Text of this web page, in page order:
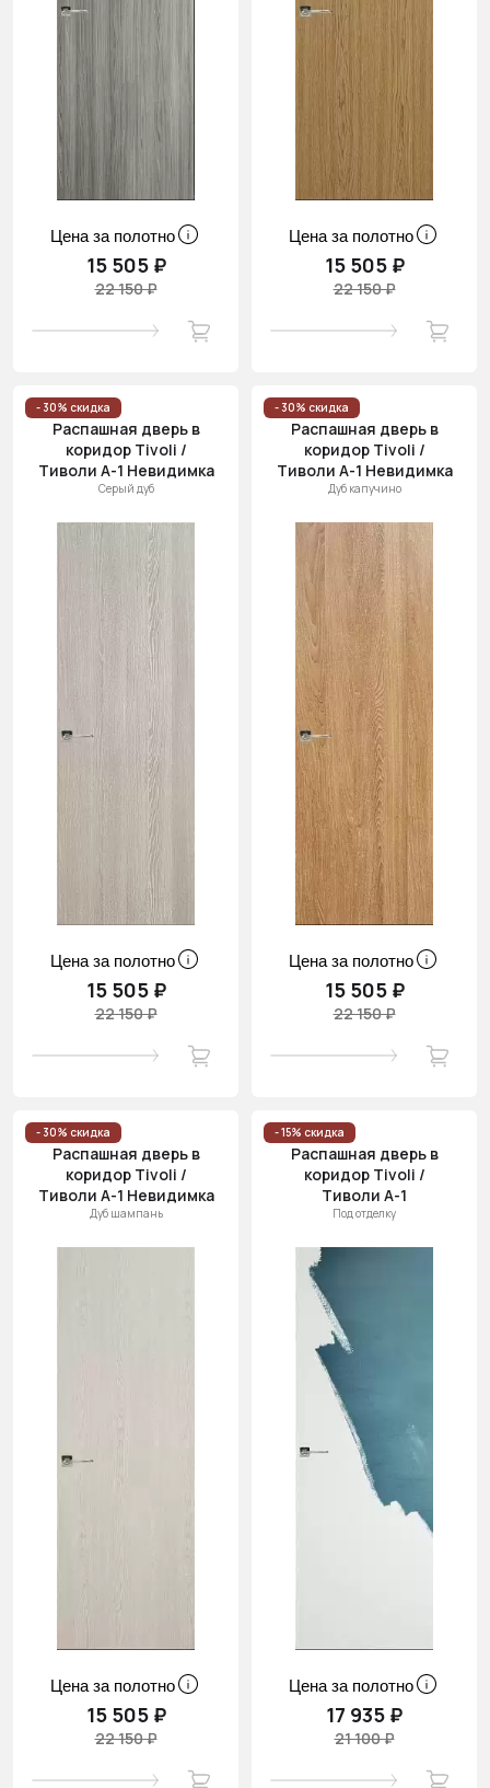
Цена за полотно
15 505 ₽
22 150 ₽
Цена за полотно
15 505 ₽
22 150 ₽
- 30% скидка
Распашная дверь в
коридор Tivoli /
Тиволи А-1 Невидимка
Серый дуб
Цена за полотно
15 505 ₽
22 150 ₽
- 30% скидка
Распашная дверь в
коридор Tivoli /
Тиволи А-1 Невидимка
Дуб капучино
Цена за полотно
15 505 ₽
22 150 ₽
- 30% скидка
Распашная дверь в
коридор Tivoli /
Тиволи А-1 Невидимка
Дуб шампань
Цена за полотно
15 505 ₽
22 150 ₽
- 15% скидка
Распашная дверь в
коридор Tivoli /
Тиволи А-1
Под отделку
Цена за полотно
17 935 ₽
21 100 ₽